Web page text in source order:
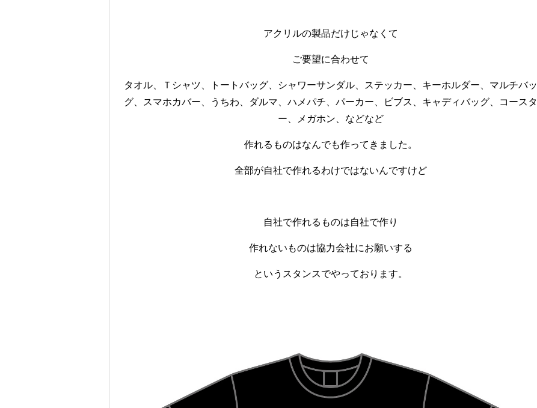
アクリルの製品だけじゃなくて
ご要望に合わせて
タオル、Ｔシャツ、トートバッグ、シャワーサンダル、ステッカー、キーホルダー、マルチバッ
グ、スマホカバー、うちわ、ダルマ、ハメパチ、パーカー、ビブス、キャディバッグ、コースタ
ー、メガホン、などなど
作れるものはなんでも作ってきました。
全部が自社で作れるわけではないんですけど
自社で作れるものは自社で作り
作れないものは協力会社にお願いする
というスタンスでやっております。